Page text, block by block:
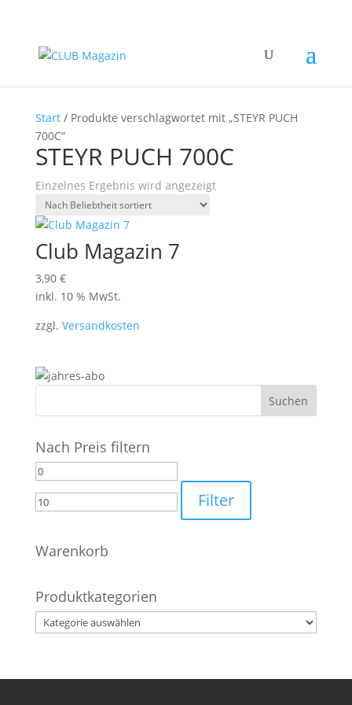
Start/ Produkte verschlagwortet mit „STEYR PUCH
700C“
STEYR PUCH 700C
Einzelnes Ergebnis wird angezeigt
Club Magazin 7
3,90 €
inkl. 10 % MwSt.
zzgl. Versandkosten
Nach Preis filtern
Min.
Filter
Warenkorb
Produktkategorien